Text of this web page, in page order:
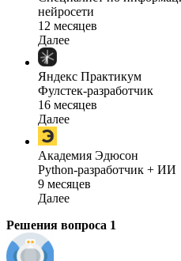
нейросети
12 месяцев
Далее
Яндекс Практикум
Фулстек-разработчик
16 месяцев
Далее
Академия Эдюсон
Python-разработчик + ИИ
9 месяцев
Далее
Решения вопроса 1